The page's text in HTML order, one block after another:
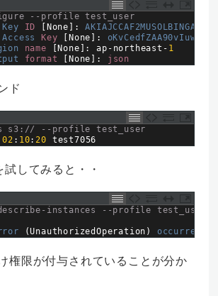
--profile test_user
Key ID None :
AKIAJCCAF2MUSOLBINGA
Access Key None :
name None : ap - northeast - 1
format None : json
ド
s3:// --profile test_user
02 : 10:20 test7056
してみると・・
instances --profile test_user
(UnauthorizedOperation ) occurred
権限が付与されていることが分か